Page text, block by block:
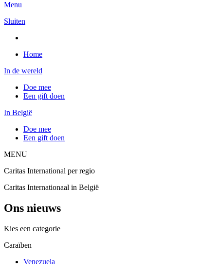
Menu
Sluiten
Home
In de wereld
Doe mee
Een gift doen
In België
Doe mee
Een gift doen
MENU
Caritas International per regio
Caritas Internationaal in België
Ons nieuws
Kies een categorie
Caraïben
Venezuela